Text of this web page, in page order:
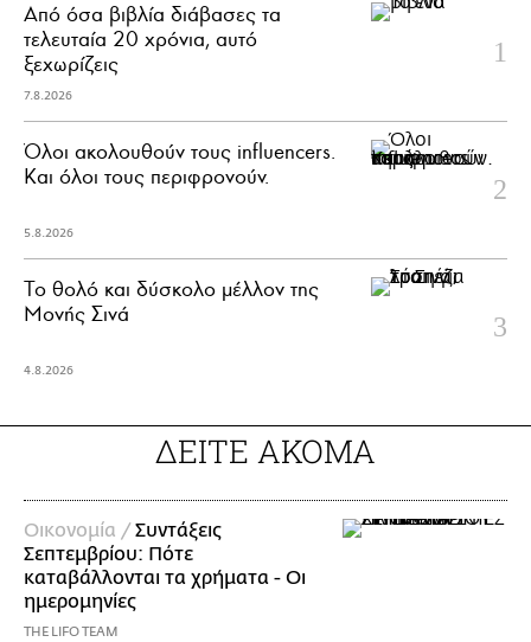
Από όσα βιβλία διάβασες τα
τελευταία 20 χρόνια, αυτό
ξεχωρίζεις
7.8.2026
Όλοι ακολουθούν τους influencers.
Και όλοι τους περιφρονούν.
5.8.2026
Το θολό και δύσκολο μέλλον της
Μονής Σινά
4.8.2026
ΔΕΙΤΕ ΑΚΟΜΑ
Οικονομία /Συντάξεις
Σεπτεμβρίου: Πότε
καταβάλλονται τα χρήματα - Οι
ημερομηνίες
THE LIFO TEAM